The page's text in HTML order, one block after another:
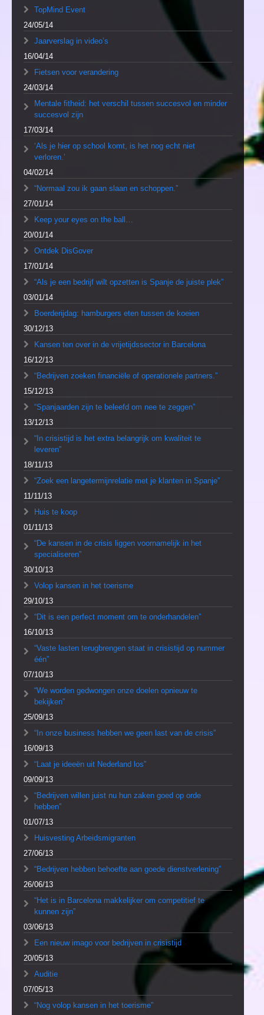
TopMind Event
24/05/14
Jaarverslag in video’s
16/04/14
Fietsen voor verandering
24/03/14
Mentale fitheid: het verschil tussen succesvol en minder
succesvol zijn
17/03/14
‘Als je hier op school komt, is het nog echt niet
verloren.’
04/02/14
“Normaal zou ik gaan slaan en schoppen.”
27/01/14
Keep your eyes on the ball…
20/01/14
Ontdek DisGover
17/01/14
“Als je een bedrijf wilt opzetten is Spanje de juiste plek”
03/01/14
Boerderijdag: hamburgers eten tussen de koeien
30/12/13
Kansen ten over in de vrijetijdssector in Barcelona
16/12/13
“Bedrijven zoeken financiële of operationele partners.”
15/12/13
“Spanjaarden zijn te beleefd om nee te zeggen”
13/12/13
“In crisistijd is het extra belangrijk om kwaliteit te
leveren”
18/11/13
“Zoek een langetermijnrelatie met je klanten in Spanje”
11/11/13
Huis te koop
01/11/13
“De kansen in de crisis liggen voornamelijk in het
specialiseren”
30/10/13
Volop kansen in het toerisme
29/10/13
“Dit is een perfect moment om te onderhandelen”
16/10/13
“Vaste lasten terugbrengen staat in crisistijd op nummer
één”
07/10/13
“We worden gedwongen onze doelen opnieuw te
bekijken”
25/09/13
“In onze business hebben we geen last van de crisis”
16/09/13
“Laat je ideeën uit Nederland los”
09/09/13
“Bedrijven willen juist nu hun zaken goed op orde
hebben”
01/07/13
Huisvesting Arbeidsmigranten
27/06/13
“Bedrijven hebben behoefte aan goede dienstverlening”
26/06/13
“Het is in Barcelona makkelijker om competitief te
kunnen zijn”
03/06/13
Een nieuw imago voor bedrijven in crisistijd
20/05/13
Auditie
07/05/13
“Nog volop kansen in het toerisme”